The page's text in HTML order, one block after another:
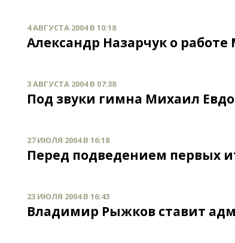
4 АВГУСТА 2004 В 10:18
Александр Назарчук о
3 АВГУСТА 2004 В 07:38
Под звуки гимна Михаил
27 ИЮЛЯ 2004 В 16:18
Перед подведением первых
23 ИЮЛЯ 2004 В 16:43
Владимир Рыжков ставит